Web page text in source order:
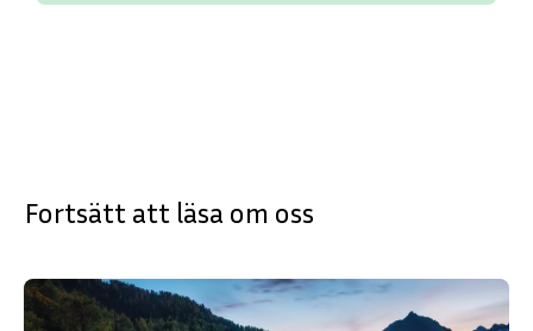
Fortsätt att läsa om oss